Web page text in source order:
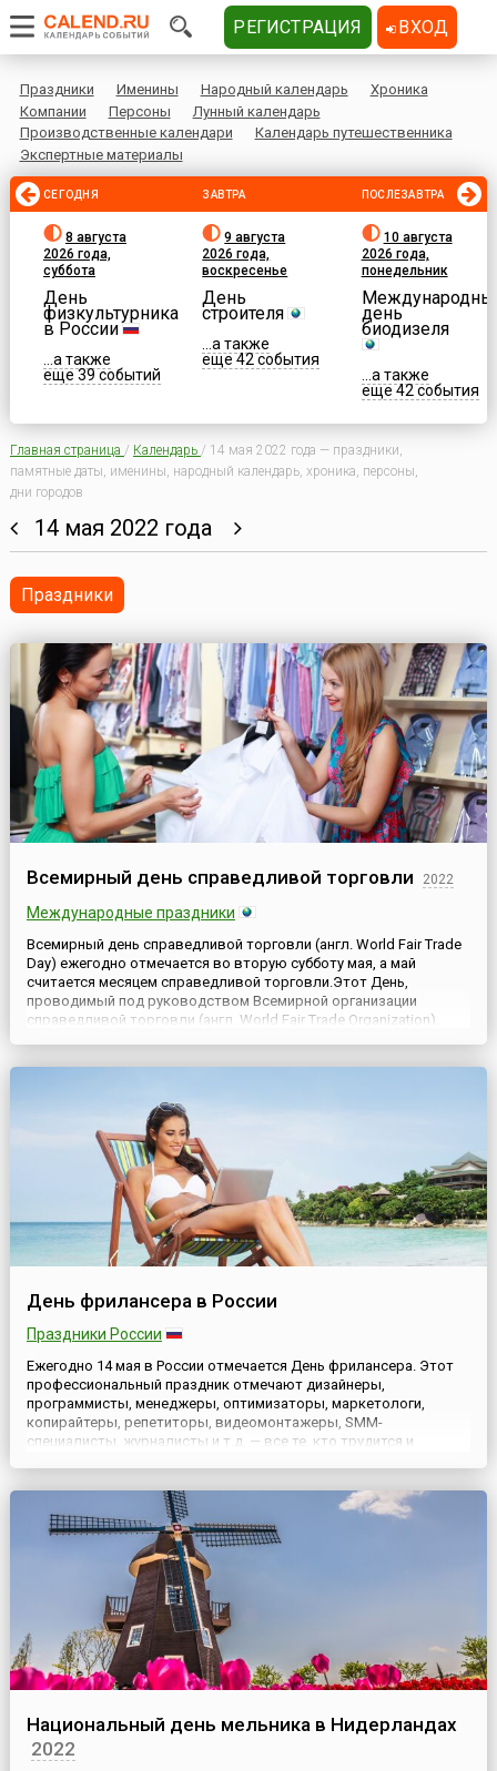
Праздники Именины Народный календарь
Хроника
Компании
Персоны
Лунный календарь
Производственные календари
Календарь путешественника
Экспертные материалы
СЕГОДНЯ
8 августа
2026 года,
суббота
День
физкультурника
в России
...а также
еще 39 событий
ЗАВТРА
9 августа
2026 года,
воскресенье
День
строителя
...а также
еще 42 события
ПОСЛЕЗАВТРА
10 августа
2026 года,
понедельник
день
биодизеля
...а также
еще 42 события
Главная страница / Календарь / 14 мая 2022 года — праздники,
памятные даты, именины, народный календарь, хроника, персоны,
дни городов
14 мая 2022 года
Праздники
Всемирный день справедливой торговли 2022
Международные праздники
Всемирный день справедливой торговли (англ. World Fair Trade
Day) ежегодно отмечается во вторую субботу мая, а май
считается месяцем справедливой торговли.Этот День,
проводимый под руководством Всемирной организации
справедливой торговли (англ. World Fair Trade Organization),
День фрилансера в России
Праздники России
Ежегодно 14 мая в России отмечается День фрилансера. Этот
профессиональный праздник отмечают дизайнеры,
программисты, менеджеры, оптимизаторы, маркетологи,
копирайтеры, репетиторы, видеомонтажеры, SMM-
специалисты, журналисты и т.д. — все те, кто трудится и
образована одна из первых рос...
Национальный день мельника в Нидерландах
2022
РЕГИСТРАЦИЯ ВХОД